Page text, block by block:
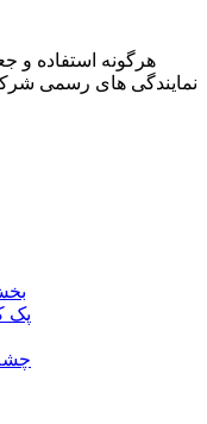
هرگونه استفاده و
نمایندگی های رسمی
پک